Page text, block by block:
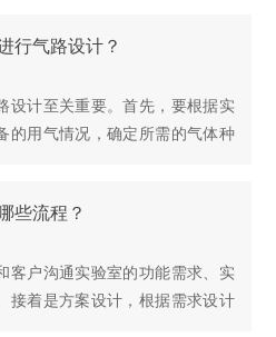
行气路设计？
设计至关重要。首先，要根据实
的用气情况，确定所需的气体种
些流程？
客户沟通实验室的功能需求、实
接着是方案设计，根据需求设计